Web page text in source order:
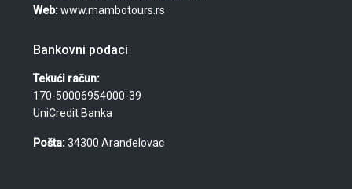
Web:www.mambotours.rs
Bankovni podaci
Tekući račun:
170-50006954000-39
UniCredit Banka
Pošta:34300 Aranđelovac